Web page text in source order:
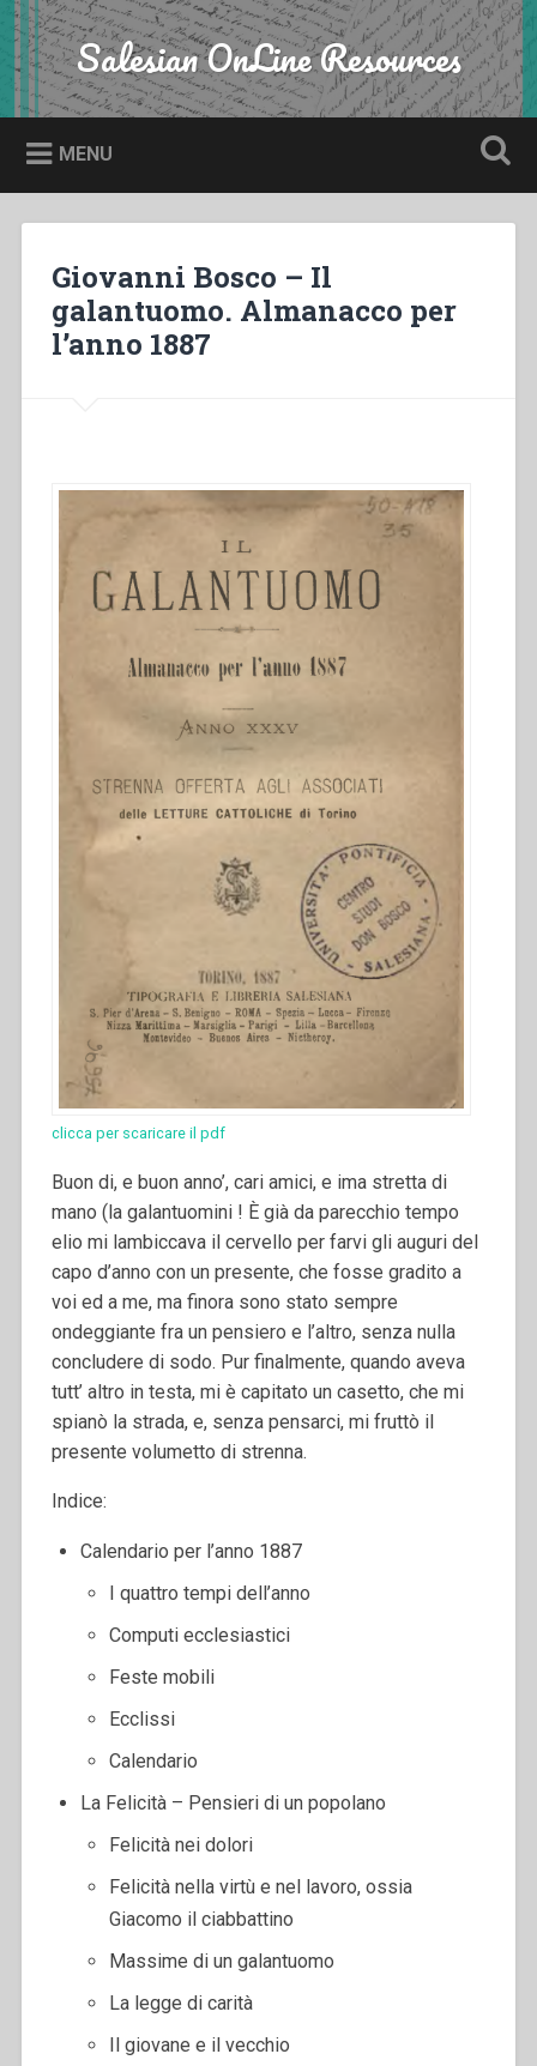
Skip
to
content
Search Salesian OnLine Resources
MENU
Giovanni Bosco – Il
galantuomo. Almanacco per
l’anno 1887
clicca per scaricare il pdf
Buon di, e buon anno’, cari amici, e ima stretta di
mano (la galantuomini ! È già da parecchio tempo
elio mi lambiccava il cervello per farvi gli auguri del
capo d’anno con un presente, che fosse gradito a
voi ed a me, ma finora sono stato sempre
ondeggiante fra un pensiero e l’altro, senza nulla
concludere di sodo. Pur finalmente, quando aveva
tutt’ altro in testa, mi è capitato un casetto, che mi
spianò la strada, e, senza pensarci, mi fruttò il
presente volumetto di strenna.
Indice:
Calendario per l’anno 1887
I quattro tempi dell’anno
Computi ecclesiastici
Feste mobili
Ecclissi
Calendario
La Felicità – Pensieri di un popolano
Felicità nei dolori
Felicità nella virtù e nel lavoro, ossia
Giacomo il ciabbattino
Massime di un galantuomo
La legge di carità
Il giovane e il vecchio